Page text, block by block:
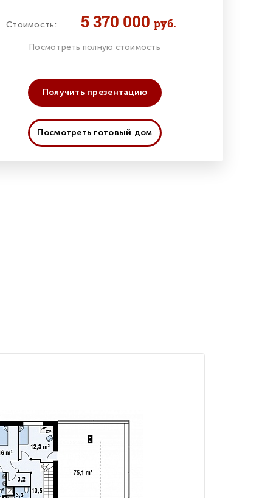
Стоимость: 5 370 000 руб.
Посмотреть полную стоимость
Получить презентацию
Посмотреть готовый дом